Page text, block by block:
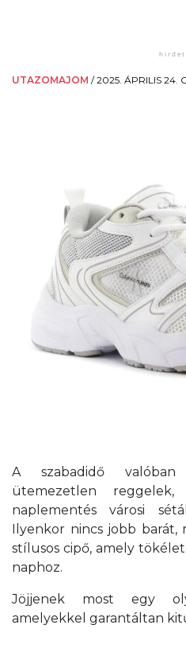
UTAZOMAJOM /2025. ÁPRILIS 24.
A szabadidő
ütemezetlen reggelek,
naplementés városi
Ilyenkor nincs jobb
stílusos cipő, amely
naphoz.
Jöjjenek most egy
amelyekkel garantáltan